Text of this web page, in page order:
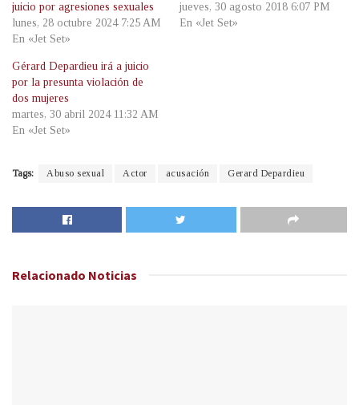
juicio por agresiones sexuales
lunes, 28 octubre 2024 7:25 AM
En «Jet Set»
jueves, 30 agosto 2018 6:07 PM
En «Jet Set»
Gérard Depardieu irá a juicio
por la presunta violación de
dos mujeres
martes, 30 abril 2024 11:32 AM
En «Jet Set»
Tags: Abuso sexual Actor acusación Gerard Depardieu
Relacionado Noticias